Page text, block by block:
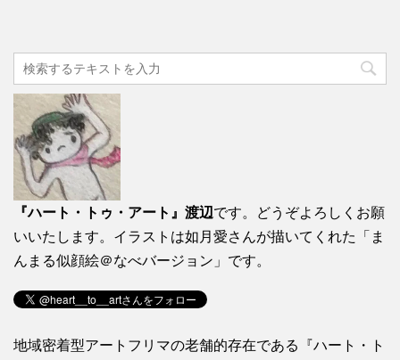
『ハート・トゥ・アート』渡辺です。どうぞよろしくお願
いいたします。イラストは如月愛さんが描いてくれた「ま
んまる似顔絵＠なべバージョン」です。
地域密着型アートフリマの老舗的存在である『ハート・ト